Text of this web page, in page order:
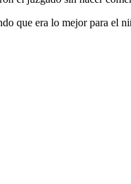
que era lo mejor para el